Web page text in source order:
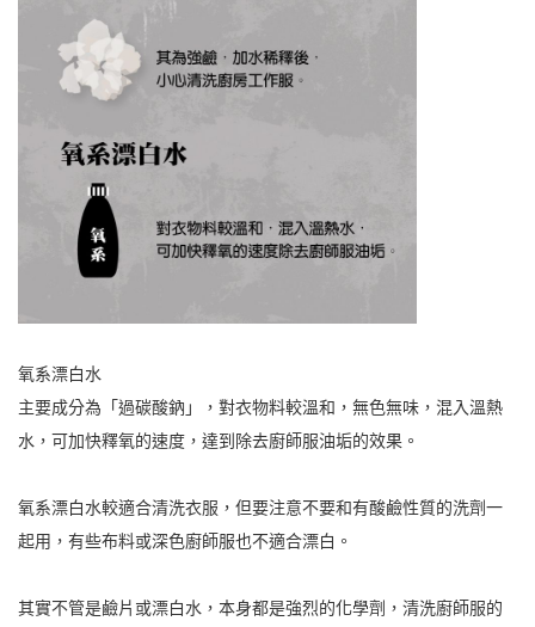
氧系漂白水
主要成分為「過碳酸鈉」，對衣物料較溫和，無色無味，混入溫熱
水，可加快釋氧的速度，達到除去廚師服油垢的效果。
氧系漂白水較適合清洗衣服，但要注意不要和有酸鹼性質的洗劑一
起用，有些布料或深色廚師服也不適合漂白。
其實不管是鹼片或漂白水，本身都是強烈的化學劑，清洗廚師服的